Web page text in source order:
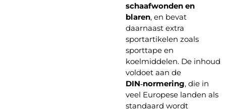
schaafwonden en
blaren, en bevat
daarnaast extra
sportartikelen zoals
sporttape en
koelmiddelen. De inhoud
voldoet aan de
DIN‑normering, die in
veel Europese landen als
standaard wordt